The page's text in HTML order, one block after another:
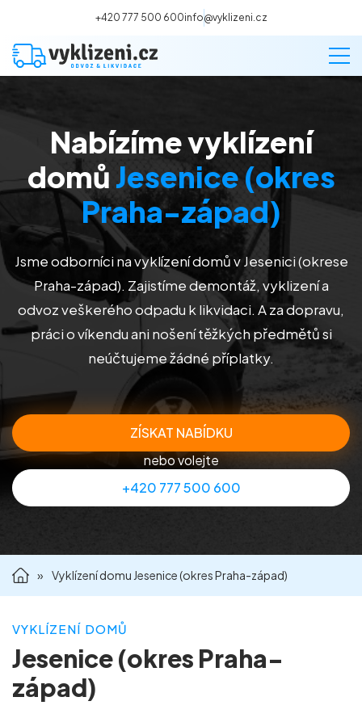
+420 777 500 600info@vyklizeni.cz
Vyklízení
Stěhování
Malování
Deratizace a dezinsekce
Úklid
Příprava nemovitostí na prodej
Nabízíme vyklízení
domů Jesenice (okres
Praha-západ)
Jsme odborníci na vyklízení domů v Jesenici (okrese
Praha-západ). Zajistíme demontáž, vyklizení a
odvoz veškerého odpadu k likvidaci. A za dopravu,
práci o víkendu ani nošení těžkých předmětů si
neúčtujeme žádné příplatky.
ZÍSKAT NABÍDKU
nebo volejte
+420 777 500 600
» Vyklízení domu Jesenice (okres Praha-západ)
VYKLÍZENÍ DOMŮ
Jesenice (okres Praha-
západ)